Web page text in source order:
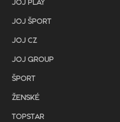
JOJ PLAY
JOJ ŠPORT
JOJ CZ
JOJ GROUP
ŠPORT
ŽENSKÉ
TOPSTAR